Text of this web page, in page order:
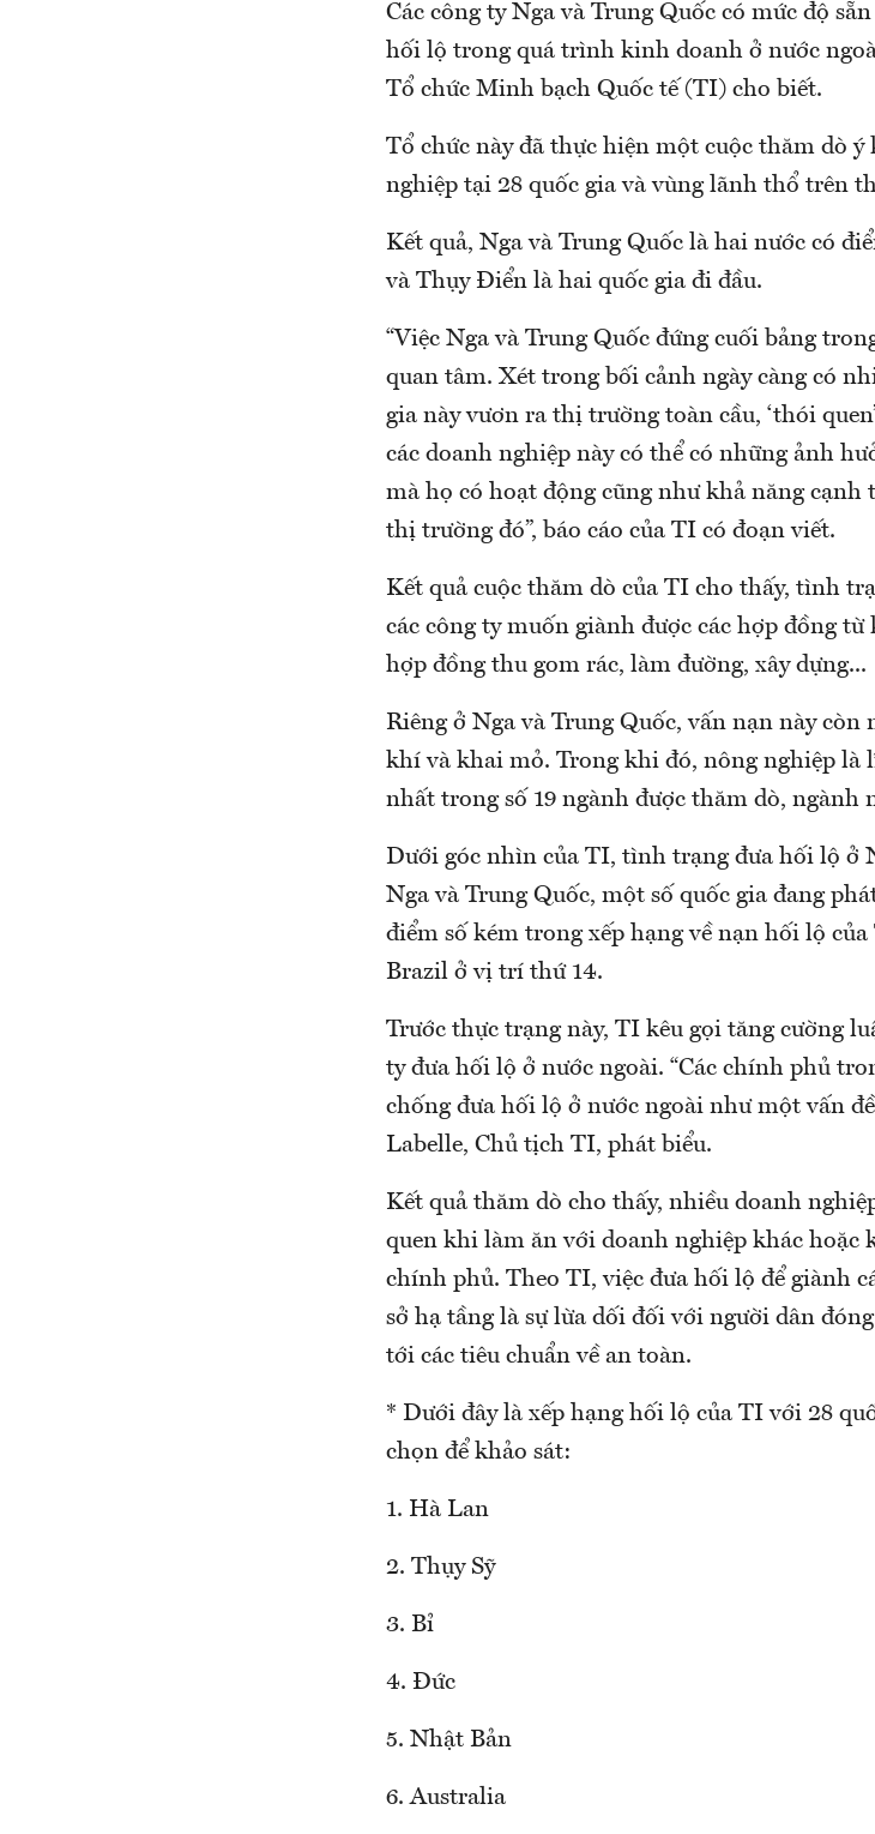
Các công ty Nga và Trung Quốc có mức độ
hối lộ trong quá trình kinh doanh ở nước
Tổ chức Minh bạch Quốc tế (TI) cho biết.
Tổ chức này đã thực hiện một cuộc thăm dò
nghiệp tại 28 quốc gia và vùng lãnh thổ trên
Kết quả, Nga và Trung Quốc là hai nước có
và Thụy Điển là hai quốc gia đi đầu.
“Việc Nga và Trung Quốc đứng cuối bảng
quan tâm. Xét trong bối cảnh ngày càng có
gia này vươn ra thị trường toàn cầu, ‘thói
các doanh nghiệp này có thể có những ảnh
mà họ có hoạt động cũng như khả năng cạnh
thị trường đó”, báo cáo của TI có đoạn viết.
Kết quả cuộc thăm dò của TI cho thấy, tình
các công ty muốn giành được các hợp đồng
hợp đồng thu gom rác, làm đường, xây dựng...
Riêng ở Nga và Trung Quốc, vấn nạn này
khí và khai mỏ. Trong khi đó, nông nghiệp là
nhất trong số 19 ngành được thăm dò, ngành
Dưới góc nhìn của TI, tình trạng đưa hối lộ ở
Nga và Trung Quốc, một số quốc gia đang
điểm số kém trong xếp hạng về nạn hối lộ
Brazil ở vị trí thứ 14.
Trước thực trạng này, TI kêu gọi tăng cường
ty đưa hối lộ ở nước ngoài. “Các chính phủ
chống đưa hối lộ ở nước ngoài như một vấn
Labelle, Chủ tịch TI, phát biểu.
Kết quả thăm dò cho thấy, nhiều doanh
quen khi làm ăn với doanh nghiệp khác hoặc
chính phủ. Theo TI, việc đưa hối lộ để giành
sở hạ tầng là sự lừa dối đối với người dân
tới các tiêu chuẩn về an toàn.
* Dưới đây là xếp hạng hối lộ của TI với 28
chọn để khảo sát:
1. Hà Lan
2. Thụy Sỹ
3. Bỉ
4. Đức
5. Nhật Bản
6. Australia